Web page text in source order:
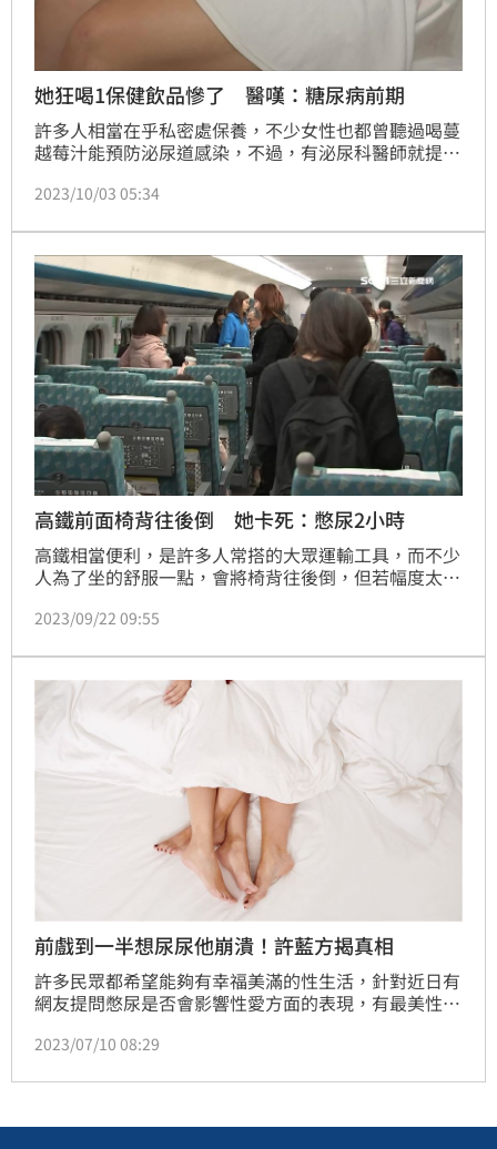
她狂喝1保健飲品慘了 醫嘆：糖尿病前期
許多人相當在乎私密處保養，不少女性也都曾聽過喝蔓
越莓汁能預防泌尿道感染，不過，有泌尿科醫師就提
情況不但沒改善，還出現血糖飆高已到了糖尿病前期的
2023/10/03 05:34
高鐵前面椅背往後倒 她卡死：憋尿2小時
高鐵相當便利，是許多人常搭的大眾運輸工具，而不少
人為了坐的舒服一點，會將椅背往後倒，但若幅度太
遇到前座乘客將椅背大幅度往後倒，導致自己卡死無法
憋尿2小時。
2023/09/22 09:55
前戲到一半想尿尿他崩潰！許藍方揭真相
許多民眾都希望能夠有幸福美滿的性生活，針對近日有
網友提問憋尿是否會影響性愛方面的表現，有最美性學
2023/07/10 08:29